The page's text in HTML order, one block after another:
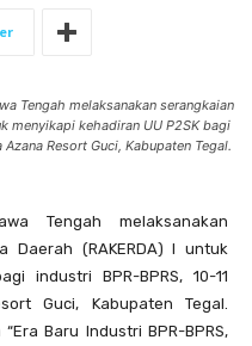
Tengah melaksanakan serangkaian
menyikapi kehadiran UU P2SK bagi
Resort Guci, Kabupaten Tegal.
Tengah melaksanakan
Daerah (RAKERDA) I untuk
industri BPR-BPRS, 10-11
Guci, Kabupaten Tegal.
Baru Industri BPR-BPRS,